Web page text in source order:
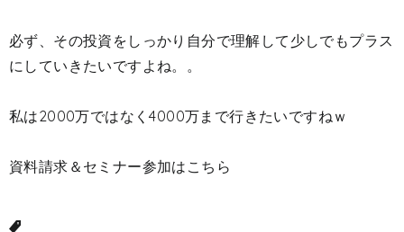
必ず、その投資をしっかり自分で理解して少しでもプラス
にしていきたいですよね。。
私は2000万ではなく4000万まで行きたいですねｗ
資料請求＆セミナー参加はこちら